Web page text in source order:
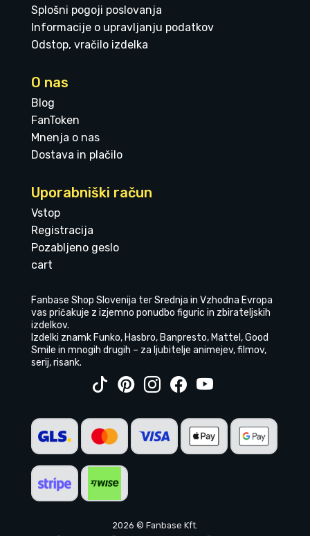
Splošni pogoji poslovanja
Informacije o upravljanju podatkov
Odstop, vračilo izdelka
O nas
Blog
FanToken
Mnenja o nas
Dostava in plačilo
Uporabniški račun
Vstop
Registracija
Pozabljeno geslo
cart
Fanbase Shop Slovenija ter Srednja in Vzhodna Evropa
vas pričakuje z izjemno ponudbo figuric in zbirateljskih
izdelkov.
Izdelki znamk Funko, Hasbro, Banpresto, Mattel, Good
Smile in mnogih drugih – za ljubitelje animejev, filmov,
serij, risank.
2026 © Fanbase Kft.